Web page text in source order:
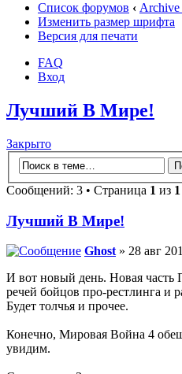
Список форумов ‹ Archive
Изменить размер шрифта
Версия для печати
FAQ
Вход
Лучший В Мире!
Закрыто
Сообщений: 3 • Страница 1 из 1
Лучший В Мире!
Ghost » 28 авг
И вот новый день. Новая часть
речей бойцов про-рестлинга и
Будет толчья и прочее.
Конечно, Мировая Война 4
увидим.